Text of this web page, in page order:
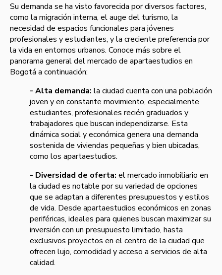
Su demanda se ha visto favorecida por diversos factores,
como la migración interna, el auge del turismo, la
necesidad de espacios funcionales para jóvenes
profesionales y estudiantes, y la creciente preferencia por
la vida en entornos urbanos. Conoce más sobre el
panorama general del mercado de apartaestudios en
Bogotá a continuación:
- Alta demanda: la ciudad cuenta con una población
joven y en constante movimiento, especialmente
estudiantes, profesionales recién graduados y
trabajadores que buscan independizarse. Esta
dinámica social y económica genera una demanda
sostenida de viviendas pequeñas y bien ubicadas,
como los apartaestudios.
- Diversidad de oferta: el mercado inmobiliario en
la ciudad es notable por su variedad de opciones
que se adaptan a diferentes presupuestos y estilos
de vida. Desde apartaestudios económicos en zonas
periféricas, ideales para quienes buscan maximizar su
inversión con un presupuesto limitado, hasta
exclusivos proyectos en el centro de la ciudad que
ofrecen lujo, comodidad y acceso a servicios de alta
calidad.